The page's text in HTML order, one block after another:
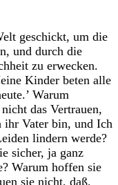
geschickt, um die
und durch die
zu erwecken.
Kinder beten alle
Warum
das Vertrauen,
ihr Vater bin, und Ich
lindern werde?
sicher, ja ganz
Warum hoffen sie
sie nicht, daß,